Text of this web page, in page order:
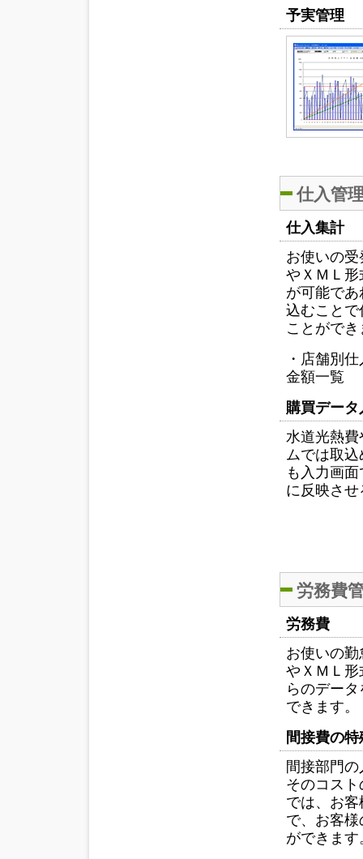
予実管理
仕入管
仕入集計
お使いの
やＸＭＬ
が可能で
込むこと
ことがで
・店舗別
金額一覧
購買データ
水道光熱
ムでは取
も入力画
に反映さ
労務費
労務費
お使いの
やＸＭＬ
らのデー
できます。
間接費の
間接部門
そのコス
では、お
で、お客
ができます